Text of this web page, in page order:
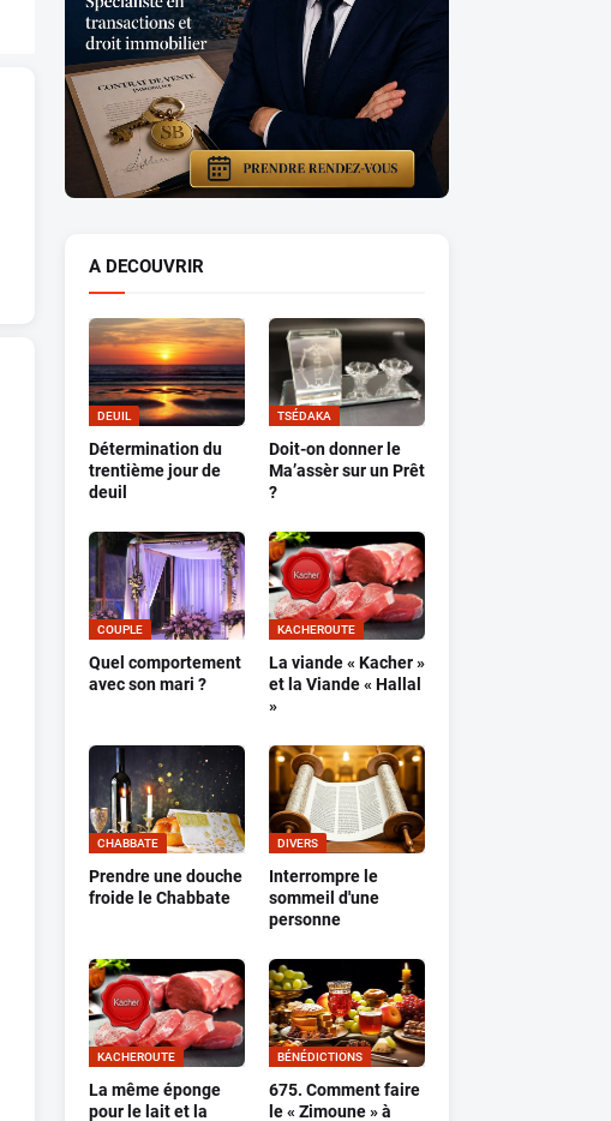
A DECOUVRIR
DEUIL
Détermination du
trentième jour de
deuil
TSÉDAKA
Doit-on donner le
Ma’assèr sur un Prêt
?
COUPLE
Quel comportement
avec son mari ?
KACHEROUTE
La viande « Kacher »
et la Viande « Hallal
»
CHABBATE
Prendre une douche
froide le Chabbate
DIVERS
Interrompre le
sommeil d'une
personne
KACHEROUTE
La même éponge
pour le lait et la
BÉNÉDICTIONS
675. Comment faire
le « Zimoune » à